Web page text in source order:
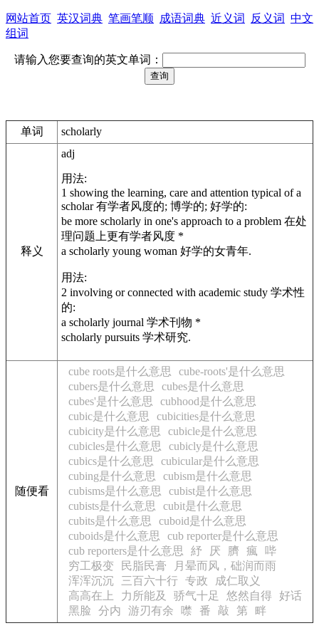
网站首页 英汉词典 笔画笔顺 成语词典 近义词 反义词 中文
组词
请输入您要查询的英文单词：
单词 scholarly
释义
adj
用法:
1 showing the learning, care and attention typical of a
scholar 有学者风度的; 博学的; 好学的:
be more scholarly in one's approach to a problem 在处
理问题上更有学者风度 *
a scholarly young woman 好学的女青年.
用法:
2 involving or connected with academic study 学术性
的:
a scholarly journal 学术刊物 *
scholarly pursuits 学术研究.
随便看
cube roots是什么意思
cube-roots'是什么意思
cubers是什么意思
cubes是什么意思
cubes'是什么意思
cubhood是什么意思
cubic是什么意思
cubicities是什么意思
cubicity是什么意思
cubicle是什么意思
cubicles是什么意思
cubicly是什么意思
cubics是什么意思
cubicular是什么意思
cubing是什么意思
cubism是什么意思
cubisms是什么意思
cubist是什么意思
cubists是什么意思
cubit是什么意思
cubits是什么意思
cuboid是什么意思
cuboids是什么意思
cub reporter是什么意思
cub reporters是什么意思
紓 厌 臍 瘋
哔
穷工极变
民脂民膏
月晕而风，础润而雨
浑浑沉沉
三百六十行 专政
成仁取义
高高在上
力所能及 骄气十足 悠然自得
好话
黑脸
分内 游刃有余 噤 番 敲 第 畔